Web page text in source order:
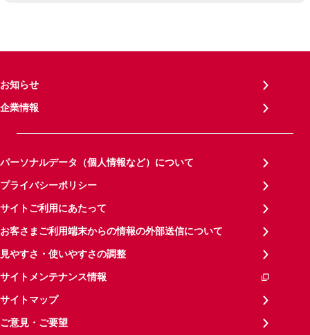
お知らせ
企業情報
パーソナルデータ（個人情報など）について
プライバシーポリシー
サイトご利用にあたって
お客さまご利用端末からの情報の外部送信について
見やすさ・使いやすさの調整
サイトメンテナンス情報
サイトマップ
ご意見・ご要望